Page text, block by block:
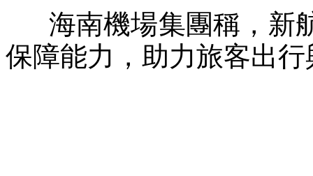
海南機場集團稱，新
保障能力，助力旅客出